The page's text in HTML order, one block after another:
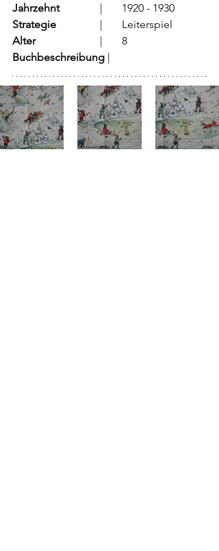
Jahrzehnt
		  |	1920 - 1930
Strategie
		  |	Leiterspiel
Alter
			  |	8
Buchbeschreibung